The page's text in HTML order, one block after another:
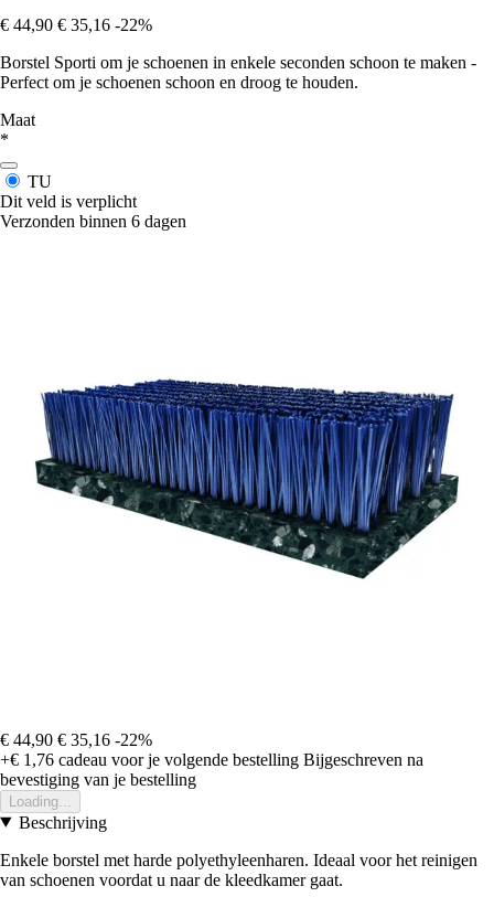
€ 44,90 € 35,16 -22%
Borstel Sporti om je schoenen in enkele seconden schoon te maken -
Perfect om je schoenen schoon en droog te houden.
Maat
*
TU
Dit veld is verplicht
Verzonden binnen 6 dagen
€ 44,90 € 35,16 -22%
+€ 1,76 cadeau voor je volgende bestelling Bijgeschreven na
bevestiging van je bestelling
Loading...
Beschrijving
Enkele borstel met harde polyethyleenharen. Ideaal voor het reinigen
van schoenen voordat u naar de kleedkamer gaat.